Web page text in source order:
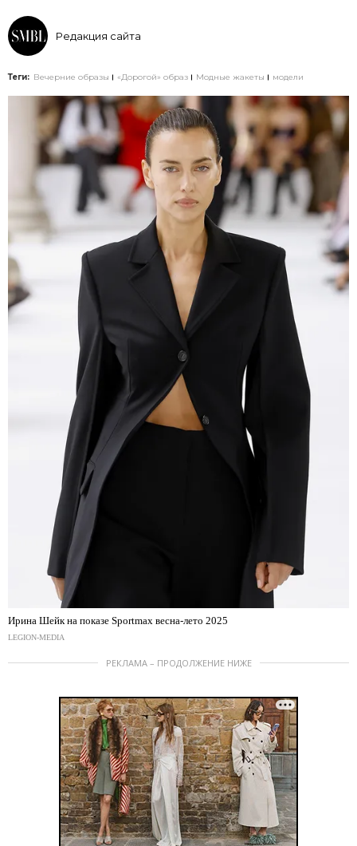
Редакция сайта
Теги: Вечерние образы «Дорогой» образ Модные жакеты модели
Ирина Шейк на показе Sportmax весна-лето 2025
LEGION-MEDIA
РЕКЛАМА – ПРОДОЛЖЕНИЕ НИЖЕ